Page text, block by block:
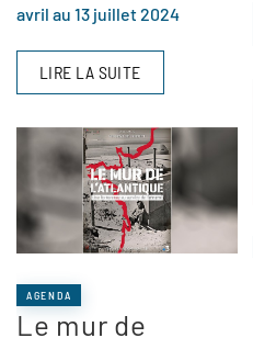
avril au 13 juillet 2024
LIRE LA SUITE
AGENDA
Le mur de